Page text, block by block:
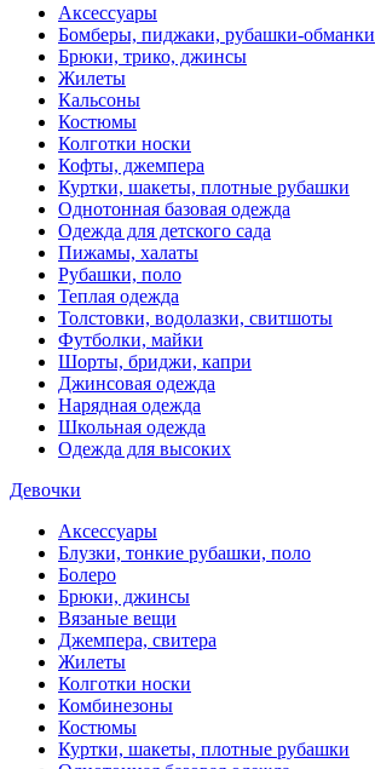
Аксессуары
Бомберы, пиджаки, рубашки-обманки
Брюки, трико, джинсы
Жилеты
Кальсоны
Костюмы
Колготки носки
Кофты, джемпера
Куртки, шакеты, плотные рубашки
Однотонная базовая одежда
Одежда для детского сада
Пижамы, халаты
Рубашки, поло
Теплая одежда
Толстовки, водолазки, свитшоты
Футболки, майки
Шорты, бриджи, капри
Джинсовая одежда
Нарядная одежда
Школьная одежда
Одежда для высоких
Девочки
Аксессуары
Блузки, тонкие рубашки, поло
Болеро
Брюки, джинсы
Вязаные вещи
Джемпера, свитера
Жилеты
Колготки носки
Комбинезоны
Костюмы
Куртки, шакеты, плотные рубашки